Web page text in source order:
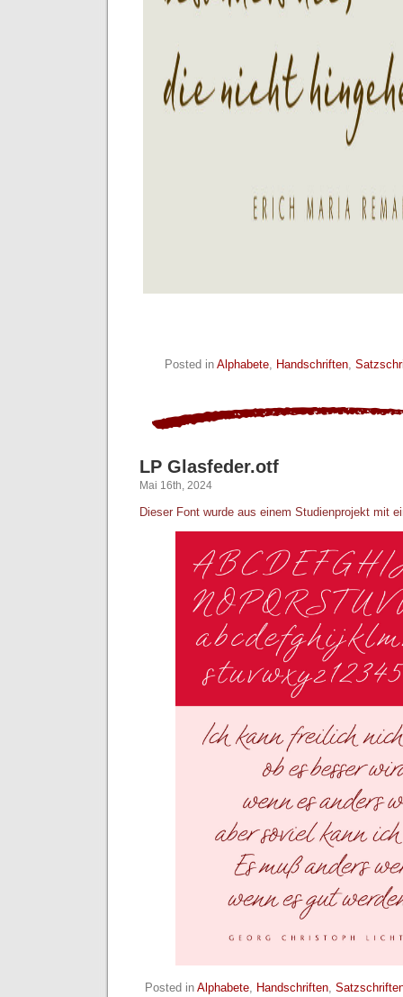
Posted in Alphabete Handschriften
LP Glasfeder.otf
Mai 16th, 2024
Dieser Font wurde aus einem Studienprojekt mit
Posted in Alphabete Handschriften